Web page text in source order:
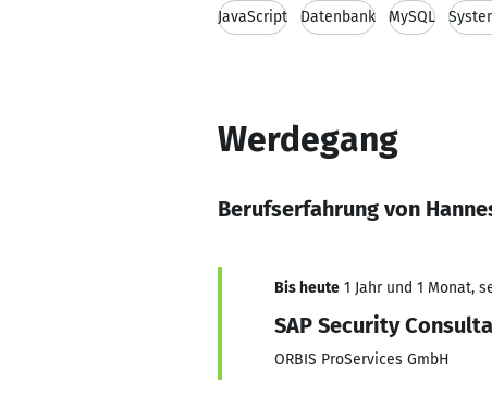
JavaScript Datenbank MySQL
Werdegang
Berufserfahrung von
Bis heute 1 Jahr und 1 Monat,
SAP Security
ORBIS ProServices GmbH